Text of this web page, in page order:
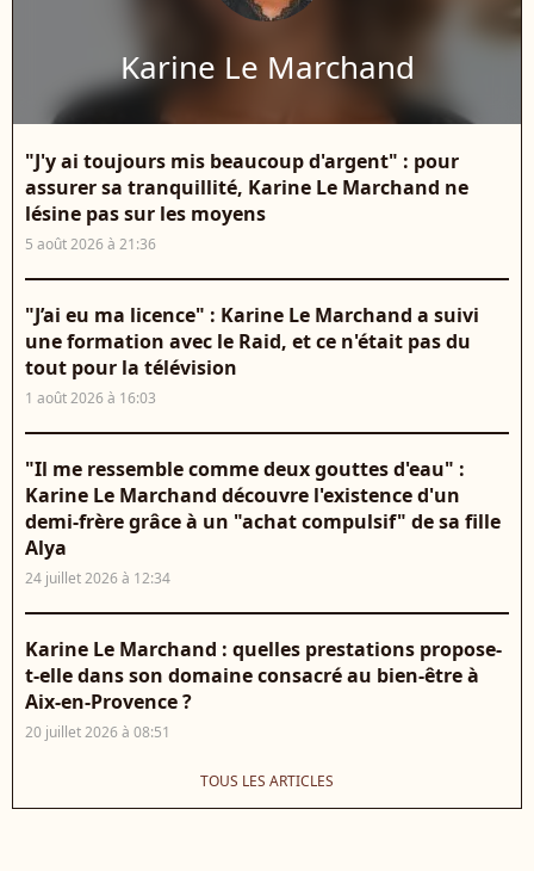
Karine Le Marchand
"J'y ai toujours mis beaucoup d'argent" : pour
assurer sa tranquillité, Karine Le Marchand ne
lésine pas sur les moyens
5 août 2026 à 21:36
"J’ai eu ma licence" : Karine Le Marchand a suivi
une formation avec le Raid, et ce n'était pas du
tout pour la télévision
1 août 2026 à 16:03
"Il me ressemble comme deux gouttes d'eau" :
Karine Le Marchand découvre l'existence d'un
demi-frère grâce à un "achat compulsif" de sa fille
Alya
24 juillet 2026 à 12:34
Karine Le Marchand : quelles prestations propose-
t-elle dans son domaine consacré au bien-être à
Aix-en-Provence ?
20 juillet 2026 à 08:51
TOUS LES ARTICLES